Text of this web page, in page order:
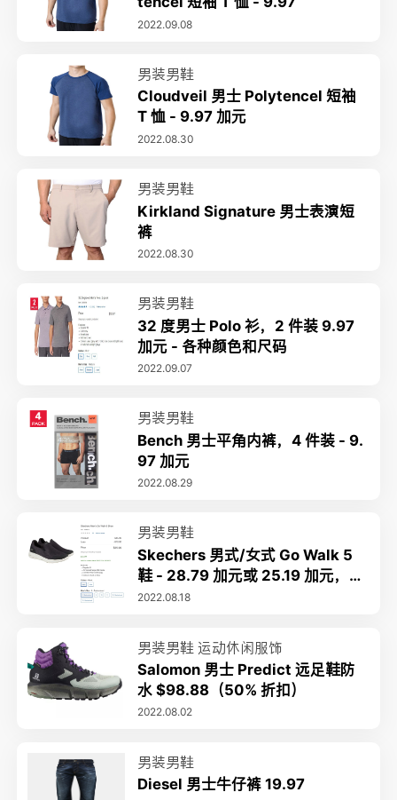
2022.09.08
男装男鞋
Cloudveil 男士 Polytencel 短袖
T 恤 - 9.97 加元
2022.08.30
男装男鞋
Kirkland Signature 男士表演短
裤
2022.08.30
男装男鞋
32 度男士 Polo 衫，2 件装 9.97
加元 - 各种颜色和尺码
2022.09.07
男装男鞋
Bench 男士平角内裤，4 件装 - 9.
97 加元
2022.08.29
男装男鞋
Skechers 男式/女式 Go Walk 5
鞋 - 28.79 加元或 25.19 加元，如
果您在线购买更多
2022.08.18
男装男鞋 运动休闲服饰
Salomon 男士 Predict 远足鞋防
水 $98.88（50% 折扣）
2022.08.02
男装男鞋
Diesel 男士牛仔裤 19.97